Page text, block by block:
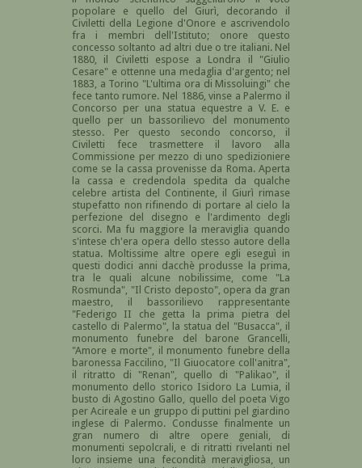
popolare e quello del Giurì, decorando il
Civiletti della Legione d'Onore e ascrivendolo
fra i membri dell'Istituto; onore questo
concesso soltanto ad altri due o tre italiani. Nel
1880, il Civiletti espose a Londra il "Giulio
Cesare" e ottenne una medaglia d'argento; nel
1883, a Torino "L'ultima ora di Missoluingi" che
fece tanto rumore. Nel 1886, vinse a Palermo il
Concorso per una statua equestre a V. E. e
quello per un bassorilievo del monumento
stesso. Per questo secondo concorso, il
Civiletti fece trasmettere il lavoro alla
Commissione per mezzo di uno spedizioniere
come se la cassa provenisse da Roma. Aperta
la cassa e credendola spedita da qualche
celebre artista del Continente, il Giurì rimase
stupefatto non rifinendo di portare al cielo la
perfezione del disegno e l'ardimento degli
scorci. Ma fu maggiore la meraviglia quando
s'intese ch'era opera dello stesso autore della
statua. Moltissime altre opere egli eseguì in
questi dodici anni dacchè produsse la prima,
tra le quali alcune nobilissime, come "La
Rosmunda", "Il Cristo deposto", opera da gran
maestro, il bassorilievo rappresentante
"Federigo II che getta la prima pietra del
castello di Palermo", la statua del "Busacca", il
monumento funebre del barone Grancelli,
"Amore e morte", il monumento funebre della
baronessa Faccilino, "Il Giuocatore coll'anitra",
il ritratto di "Renan", quello di "Palikao", il
monumento dello storico Isidoro La Lumia, il
busto di Agostino Gallo, quello del poeta Vigo
per Acireale e un gruppo di puttini pel giardino
inglese di Palermo. Condusse finalmente un
gran numero di altre opere geniali, di
monumenti sepolcrali, e di ritratti rivelanti nel
loro insieme una fecondità meravigliosa, un